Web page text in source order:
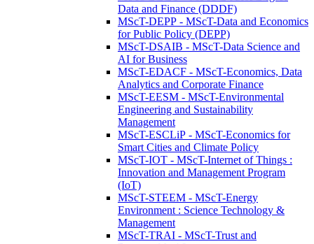
Data and Finance (DDDF)
MScT-DEPP - MScT-Data and Economics
for Public Policy (DEPP)
MScT-DSAIB - MScT-Data Science and
AI for Business
MScT-EDACF - MScT-Economics, Data
Analytics and Corporate Finance
MScT-EESM - MScT-Environmental
Engineering and Sustainability
Management
MScT-ESCLiP - MScT-Economics for
Smart Cities and Climate Policy
MScT-IOT - MScT-Internet of Things :
Innovation and Management Program
(IoT)
MScT-STEEM - MScT-Energy
Environment : Science Technology &
Management
MScT-TRAI - MScT-Trust and